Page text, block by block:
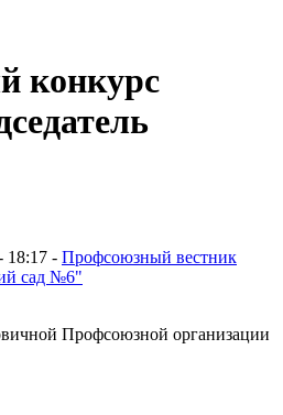
конкурс
18:17 - Профсоюзный вестник
сад №6"
Профсоюзной организации